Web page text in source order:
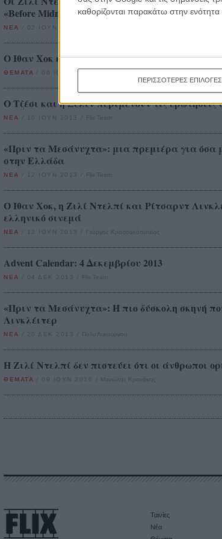
καθορίζονται παρακάτω στην
ΠΕΡΙΣΣΟΤΕΡΕΣ ΕΠΙΛΟΓΕΣ
«Before Midnight»: f*ck off!
ΝΕΑ 02 ΙΟΥΝ 2013
O Iθαν Χοκ και η Ζιλί Ντελπί συναντούν το
ΘΕΜΑΤΑ
Ο Τζέσι και η Σελίν περιμένουν τις ερωτήσεις
ΝΕΑ 10 ΙΟΥΝ 2013 Flix Team
«Πριν τα Μεσάνυχτα»: μια πρεμιέρα για όσα
στην Ελλάδα
ΝΕΑ 12 ΙΟΥΝ 2013 Flix Team
Ο Ιθαν Χοκ, η Ζιλί Ντελπί και Ρίτσαρντ
ελληνικό σινεμά
ΝΕΑ 12 ΙΟΥΝ 2013 Γιώργος Κρασσακόπουλος
Advent Calendar: 4 Δεκεμβρίου 2013
ΝΕΑ 04 ΔΕΚ 2013 Flix Team
«Πριν τα Μεσάνυχτα»: H πιο δύσκολη σκηνή
Λινκλέιτερ
ΝΕΑ 20 ΔΕΚ 2013 Πόλυ Λυκούργου
Η Ζιλί Ντελπί δεν πιστεύει ότι οι άνθρωποι
ΘΕΜΑΤΑ 09 ΙΟΥΝ 2016 Μανώλης Κρανάκης
Ταινίες
Νέα